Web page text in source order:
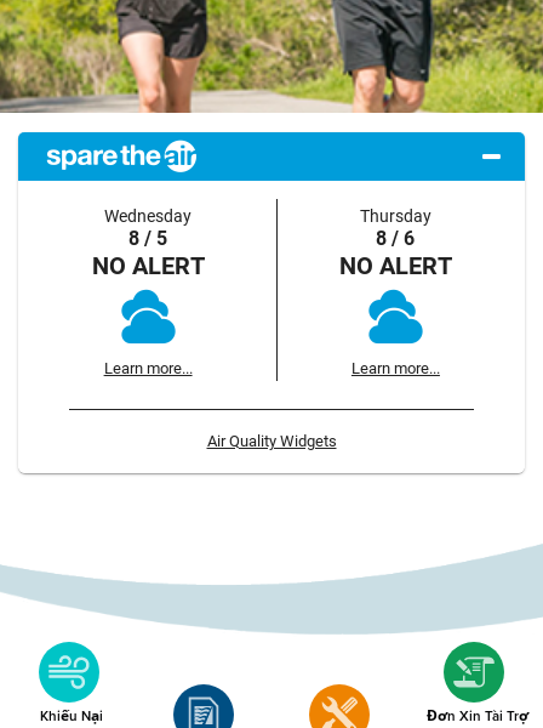
Wednesday
8 / 5
NO ALERT
Learn more...
Thursday
8 / 6
NO ALERT
Learn more...
Air Quality Widgets
Khiếu Nại Đơn Xin Tài Trợ